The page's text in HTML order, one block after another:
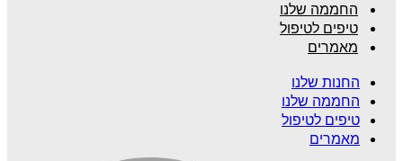
החממה שלנו
טיפים לטיפול
מאמרים
החנות שלנו
החממה שלנו
טיפים לטיפול
מאמרים